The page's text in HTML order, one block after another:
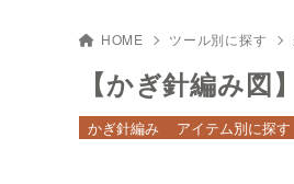
HOME ツール別に探す
【かぎ針編み
かぎ針編み アイテム別に探す